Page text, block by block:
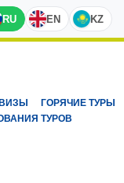
RU EN KZ
ВИЗЫ
ГОРЯЧИЕ ТУРЫ
ТУРОВ